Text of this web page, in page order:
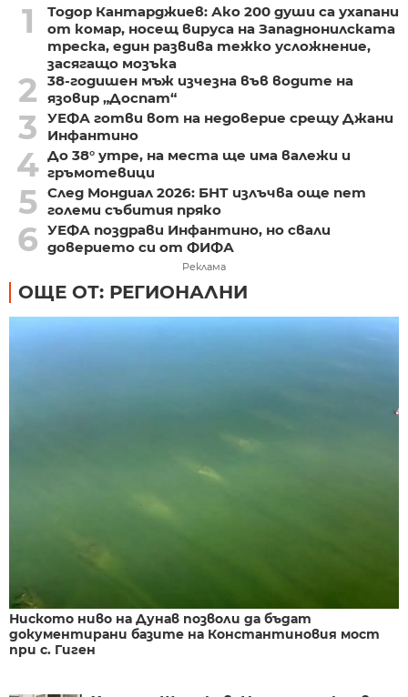
1
Тодор Кантарджиев: Ако 200 души са ухапани
от комар, носещ вируса на Западнонилската
треска, един развива тежко усложнение,
засягащо мозъка
2
38-годишен мъж изчезна във водите на
язовир „Доспат“
3
УЕФА готви вот на недоверие срещу Джани
Инфантино
4 До 38° утре, на места ще има валежи и
гръмотевици
5 След Мондиал 2026: БНТ излъчва още пет
големи събития пряко
6 УЕФА поздрави Инфантино, но свали
доверието си от ФИФА
Реклама
ОЩЕ ОТ: РЕГИОНАЛНИ
Ниското ниво на Дунав позволи да бъдат
документирани базите на Константиновия мост
при с. Гиген